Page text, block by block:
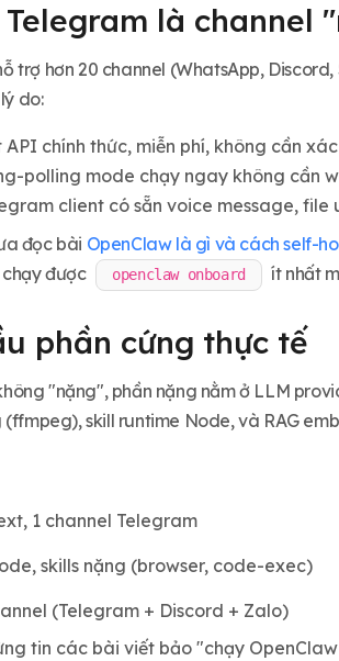
là channel
trợ hơn 20 channel (WhatsApp,
do:
API chính thức, miễn phí, không cần
polling mode chạy ngay không cần
client có sẵn voice message,
đọc bài OpenClaw là gì và cách self-
được
openclaw onboard ít nhất
phần cứng thực tế
"nặng", phần nặng nằm ở LLM
skill runtime Node, và RAG
1 channel Telegram
skills nặng (browser, code-exec)
(Telegram + Discord + Zalo)
tin các bài viết bảo "chạy OpenClaw